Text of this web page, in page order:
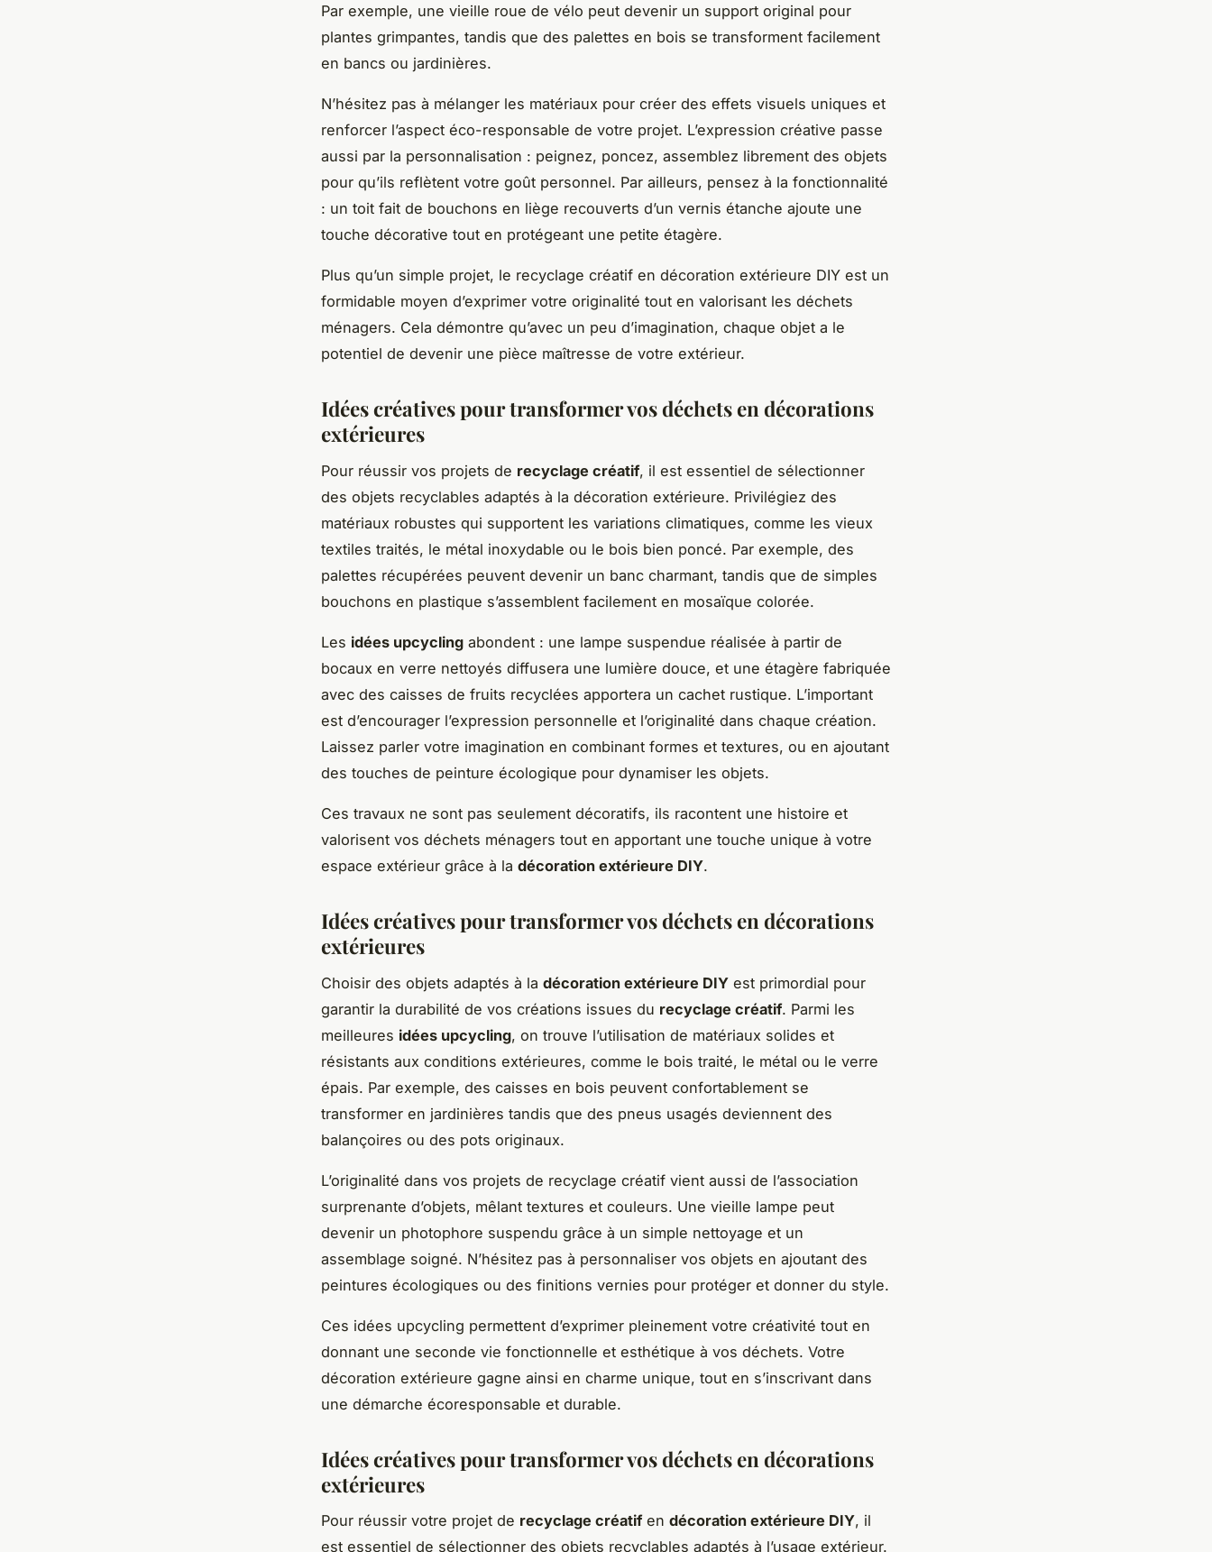
Par exemple, une vieille roue de vélo peut devenir un support original pour
plantes grimpantes, tandis que des palettes en bois se transforment facilement
en bancs ou jardinières.
N’hésitez pas à mélanger les matériaux pour créer des effets visuels uniques et
renforcer l’aspect éco-responsable de votre projet. L’expression créative passe
aussi par la personnalisation : peignez, poncez, assemblez librement des objets
pour qu’ils reflètent votre goût personnel. Par ailleurs, pensez à la fonctionnalité
: un toit fait de bouchons en liège recouverts d’un vernis étanche ajoute une
touche décorative tout en protégeant une petite étagère.
Plus qu’un simple projet, le recyclage créatif en décoration extérieure DIY est un
formidable moyen d’exprimer votre originalité tout en valorisant les déchets
ménagers. Cela démontre qu’avec un peu d’imagination, chaque objet a le
potentiel de devenir une pièce maîtresse de votre extérieur.
Idées créatives pour transformer vos déchets en décorations
extérieures
Pour réussir vos projets de recyclage créatif, il est essentiel de sélectionner
des objets recyclables adaptés à la décoration extérieure. Privilégiez des
matériaux robustes qui supportent les variations climatiques, comme les vieux
textiles traités, le métal inoxydable ou le bois bien poncé. Par exemple, des
palettes récupérées peuvent devenir un banc charmant, tandis que de simples
bouchons en plastique s’assemblent facilement en mosaïque colorée.
Les idées upcycling abondent : une lampe suspendue réalisée à partir de
bocaux en verre nettoyés diffusera une lumière douce, et une étagère fabriquée
avec des caisses de fruits recyclées apportera un cachet rustique. L’important
est d’encourager l’expression personnelle et l’originalité dans chaque création.
Laissez parler votre imagination en combinant formes et textures, ou en ajoutant
des touches de peinture écologique pour dynamiser les objets.
Ces travaux ne sont pas seulement décoratifs, ils racontent une histoire et
valorisent vos déchets ménagers tout en apportant une touche unique à votre
espace extérieur grâce à la décoration extérieure DIY.
Idées créatives pour transformer vos déchets en décorations
extérieures
Choisir des objets adaptés à la décoration extérieure DIY est primordial pour
garantir la durabilité de vos créations issues du recyclage créatif. Parmi les
meilleures idées upcycling, on trouve l’utilisation de matériaux solides et
résistants aux conditions extérieures, comme le bois traité, le métal ou le verre
épais. Par exemple, des caisses en bois peuvent confortablement se
transformer en jardinières tandis que des pneus usagés deviennent des
balançoires ou des pots originaux.
L’originalité dans vos projets de recyclage créatif vient aussi de l’association
surprenante d’objets, mêlant textures et couleurs. Une vieille lampe peut
devenir un photophore suspendu grâce à un simple nettoyage et un
assemblage soigné. N’hésitez pas à personnaliser vos objets en ajoutant des
peintures écologiques ou des finitions vernies pour protéger et donner du style.
Ces idées upcycling permettent d’exprimer pleinement votre créativité tout en
donnant une seconde vie fonctionnelle et esthétique à vos déchets. Votre
décoration extérieure gagne ainsi en charme unique, tout en s’inscrivant dans
une démarche écoresponsable et durable.
Idées créatives pour transformer vos déchets en décorations
extérieures
Pour réussir votre projet de recyclage créatifen décoration extérieure DIY, il
est essentiel de sélectionner des objets recyclables adaptés à l’usage extérieur.